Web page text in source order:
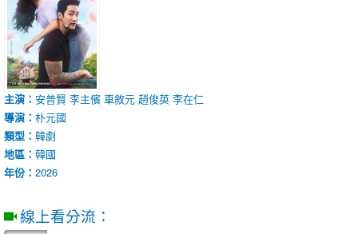
主演： 安普賢 李主儐 車敘元 趙俊英 李在仁
導演： 朴元國
類型： 韓劇
地區： 韓國
年份： 2026
線上看分流：